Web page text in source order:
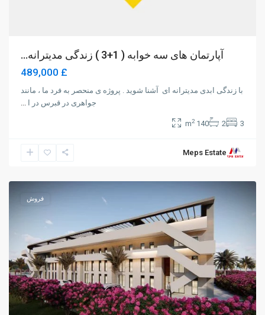
آپارتمان های سه خوابه ( 1+3 ) زندگی مدیترانه...
£ 489,000
با زندگی ابدی مدیترانه ای آشنا شوید . پروژه ی منحصر به فرد ما ، مانند
جواهری در قبرس در ا ...
3
2
140 m
2
Meps Estate
فروش